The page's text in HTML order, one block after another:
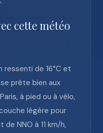
cette météo
ressenti de 16°C et
prête bien aux
à pied ou à vélo,
légère pour
NNO à 11 km/h,